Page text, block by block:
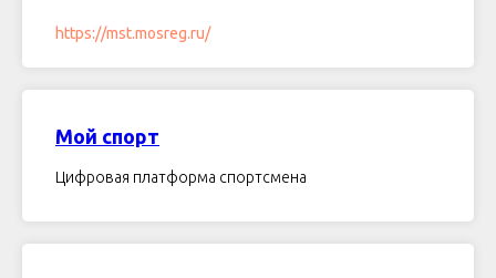
https://mst.mosreg.ru/
Мой спорт
Цифровая платформа спортсмена